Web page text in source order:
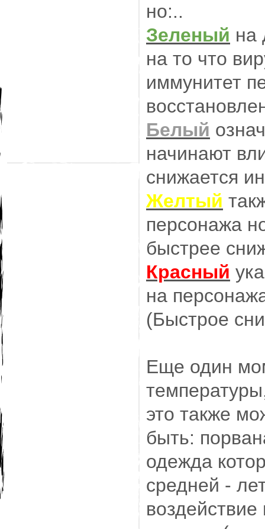
но:..
Зеленый на
на то что
иммунитет
Белый
начинают
снижается
Желтый
персонажа
быстрее
Красный
на
(Быстрое
Еще один
это также
быть:
одежда
средней -